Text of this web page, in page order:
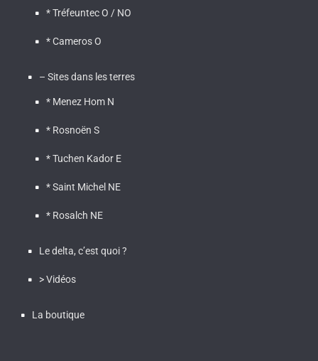
* Tréfeuntec O / NO
* Cameros O
– Sites dans les terres
* Menez Hom N
* Rosnoën S
* Tuchen Kador E
* Saint Michel NE
* Rosalch NE
Le delta, c’est quoi ?
> Vidéos
La boutique